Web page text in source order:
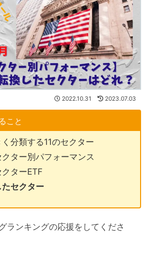
2022.10.31 2023.07.03
こと
く分類する11のセクター
クター別パフォーマンス
クターETF
たセクター
ランキングの応援をしてくださ